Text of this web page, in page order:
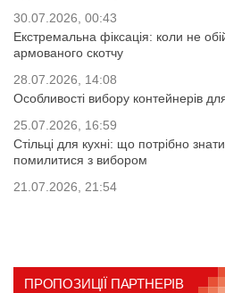
30.07.2026, 00:43
Екстремальна фіксація: коли не
армованого скотчу
28.07.2026, 14:08
Особливості вибору контейнерів
25.07.2026, 16:59
Стільці для кухні: що потрібно
помилитися з вибором
21.07.2026, 21:54
ПРОПОЗИЦІЇ ПАРТНЕРІВ